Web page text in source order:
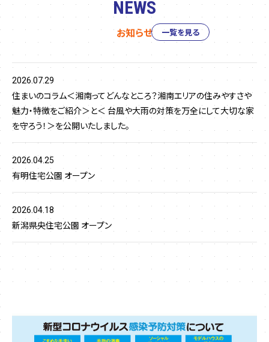
NEWS
お知らせ
2026.07.29
住まいのコラム＜湘南ってどんなところ？湘南エリアの住みやすさや
魅力・特徴をご紹介＞と＜ 台風や大雨の対策を万全にして大切な家
を守ろう！＞を公開いたしました。
2026.04.25
有明住宅公園 オープン
2026.04.18
新潟県央住宅公園 オープン
一覧を見る